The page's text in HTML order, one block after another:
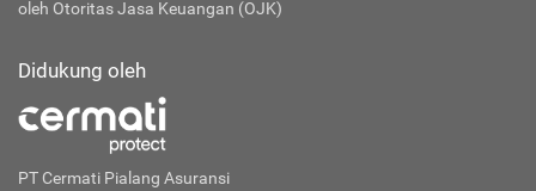
oleh Otoritas Jasa Keuangan (OJK)
Didukung oleh
PT Cermati Pialang Asuransi